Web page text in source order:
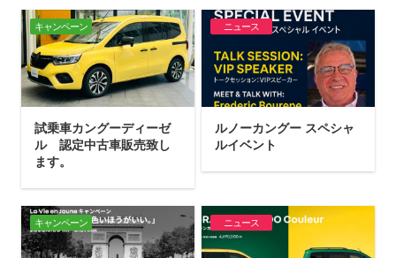
キャンペーン
試乗車カングーディーゼ
ル 認定中古車販売致し
ます。
ニュース
ルノーカングー スペシャ
ルイベント
キャンペーン ニュース